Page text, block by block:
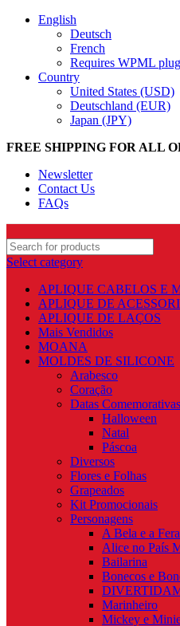
English
Deutsch
French
Requires WPML
Country
United States (USD)
Deutschland (EUR)
Japan (JPY)
FREE SHIPPING FOR ALL
Newsletter
Contact Us
FAQs
Select category
APLIQUE CABELOS E
APLIQUE DE
APLIQUE DE LAÇOS
Mais Vendidos
MOANA
MOLDES DE SILICONE
Arabesco
Coração
Datas Comemorativas
Halloween
Natal
Páscoa
Diversos
Flores e Folhas
Grapeados
Kit Promocionais
Personagens
A Bela e a Fera
Alice no País
Bailarina
Bonecos e
Marinheiro
Mickey e